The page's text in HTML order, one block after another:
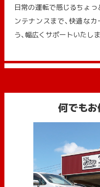
日常の運転で感じるちょっ
ンテナンスまで、快適な
う、幅広くサポートいたしま
何でも